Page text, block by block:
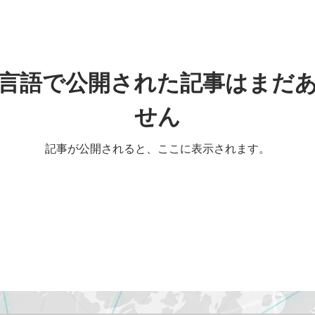
語で公開された記事はまだ
せん
記事が公開されると、ここに表示されます。